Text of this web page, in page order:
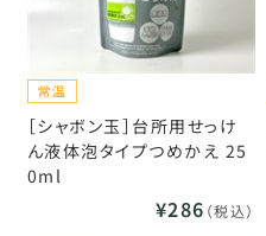
［シャボン玉］台所用せっけ
ん液体泡タイプつめかえ 25
0ml
¥286 （税込）